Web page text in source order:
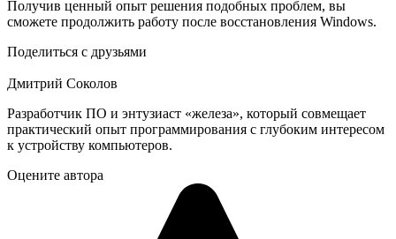
Получив ценный опыт решения подобных проблем, вы
сможете продолжить работу после восстановления Windows.
Поделиться с друзьями
Дмитрий Соколов
Разработчик ПО и энтузиаст «железа», который совмещает
практический опыт программирования с глубоким интересом
к устройству компьютеров.
Оцените автора